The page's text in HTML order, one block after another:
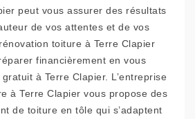
peut vous assurer des résultats
de vos attentes et de vos
toiture à Terre Clapier
financièrement en vous
à Terre Clapier. L’entreprise
à Terre Clapier vous propose des
de toiture en tôle qui s’adaptent